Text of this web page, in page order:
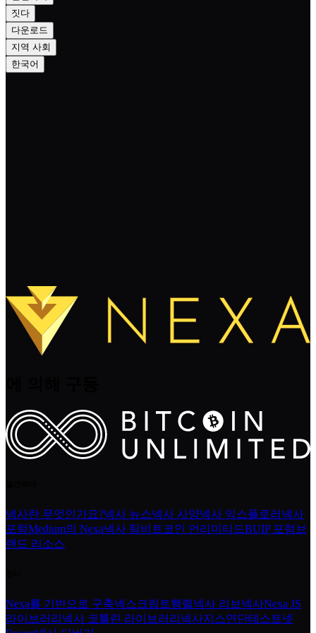
짓다
다운로드
지역 사회
한국어
넥사란 무엇인가요?넥사 뉴스넥사 사양넥사 익스플로러 넥사
포럼Medium의 Nexa넥사 팀비트코인 언리미티드BUIP 포럼 브
랜드 리소스
Nexa를 기반으로 구축넥스크립트행렬넥사 리브넥사Nexa JS
라이브러리 넥사 코틀린 라이브러리 넥사지스연단테스트넷